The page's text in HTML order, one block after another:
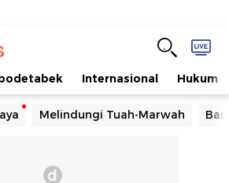
Internasional Hukum
Melindungi Tuah-Marwah